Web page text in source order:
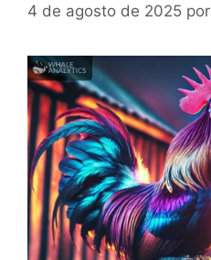
4 de agosto de 2025 por